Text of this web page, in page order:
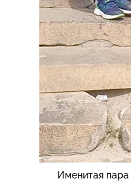
Именитая пара